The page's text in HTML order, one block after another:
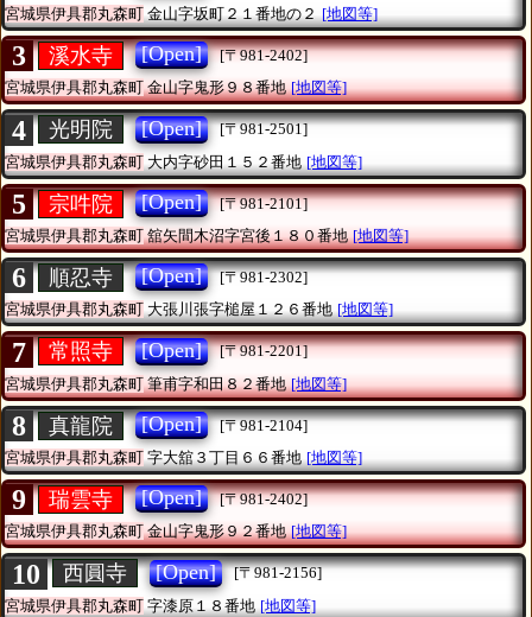
宮城県伊具郡丸森町金山字坂町２１番地の２ [地図等]
3 溪水寺 [Open]
[〒981-2402]
宮城県伊具郡丸森町金山字鬼形９８番地 [地図等]
4 光明院 [Open]
[〒981-2501]
宮城県伊具郡丸森町 大内字砂田１５２番地 [地図等]
5 宗吽院 [Open]
[〒981-2101]
宮城県伊具郡丸森町舘矢間木沼字宮後１８０番地 [地図等]
6 順忍寺 [Open]
[〒981-2302]
宮城県伊具郡丸森町大張川張字槌屋１２６番地 [地図等]
7 常照寺 [Open]
[〒981-2201]
宮城県伊具郡丸森町筆甫字和田８２番地 [地図等]
8 真龍院 [Open]
[〒981-2104]
宮城県伊具郡丸森町字大舘３丁目６６番地 [地図等]
9 瑞雲寺 [Open]
[〒981-2402]
宮城県伊具郡丸森町金山字鬼形９２番地 [地図等]
10 西圓寺 [Open]
[〒981-2156]
宮城県伊具郡丸森町 字漆原１８番地 [地図等]